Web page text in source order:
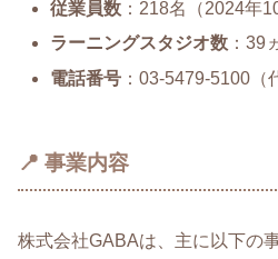
従業員数 ：218名（2024年
ラーニングスタジオ数 ：39
電話番号 ：03-5479-5100（
📍 事業内容
株式会社GABAは、主に以下の